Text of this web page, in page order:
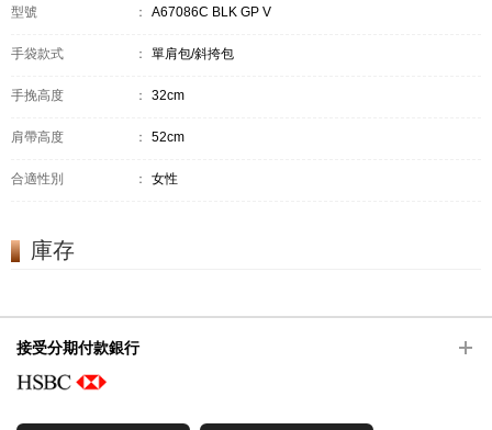
型號 ： A67086C BLK GP V
手袋款式 ： 單肩包/斜挎包
手挽高度 ： 32cm
肩帶高度 ： 52cm
合適性別 ： 女性
庫存
接受分期付款銀行